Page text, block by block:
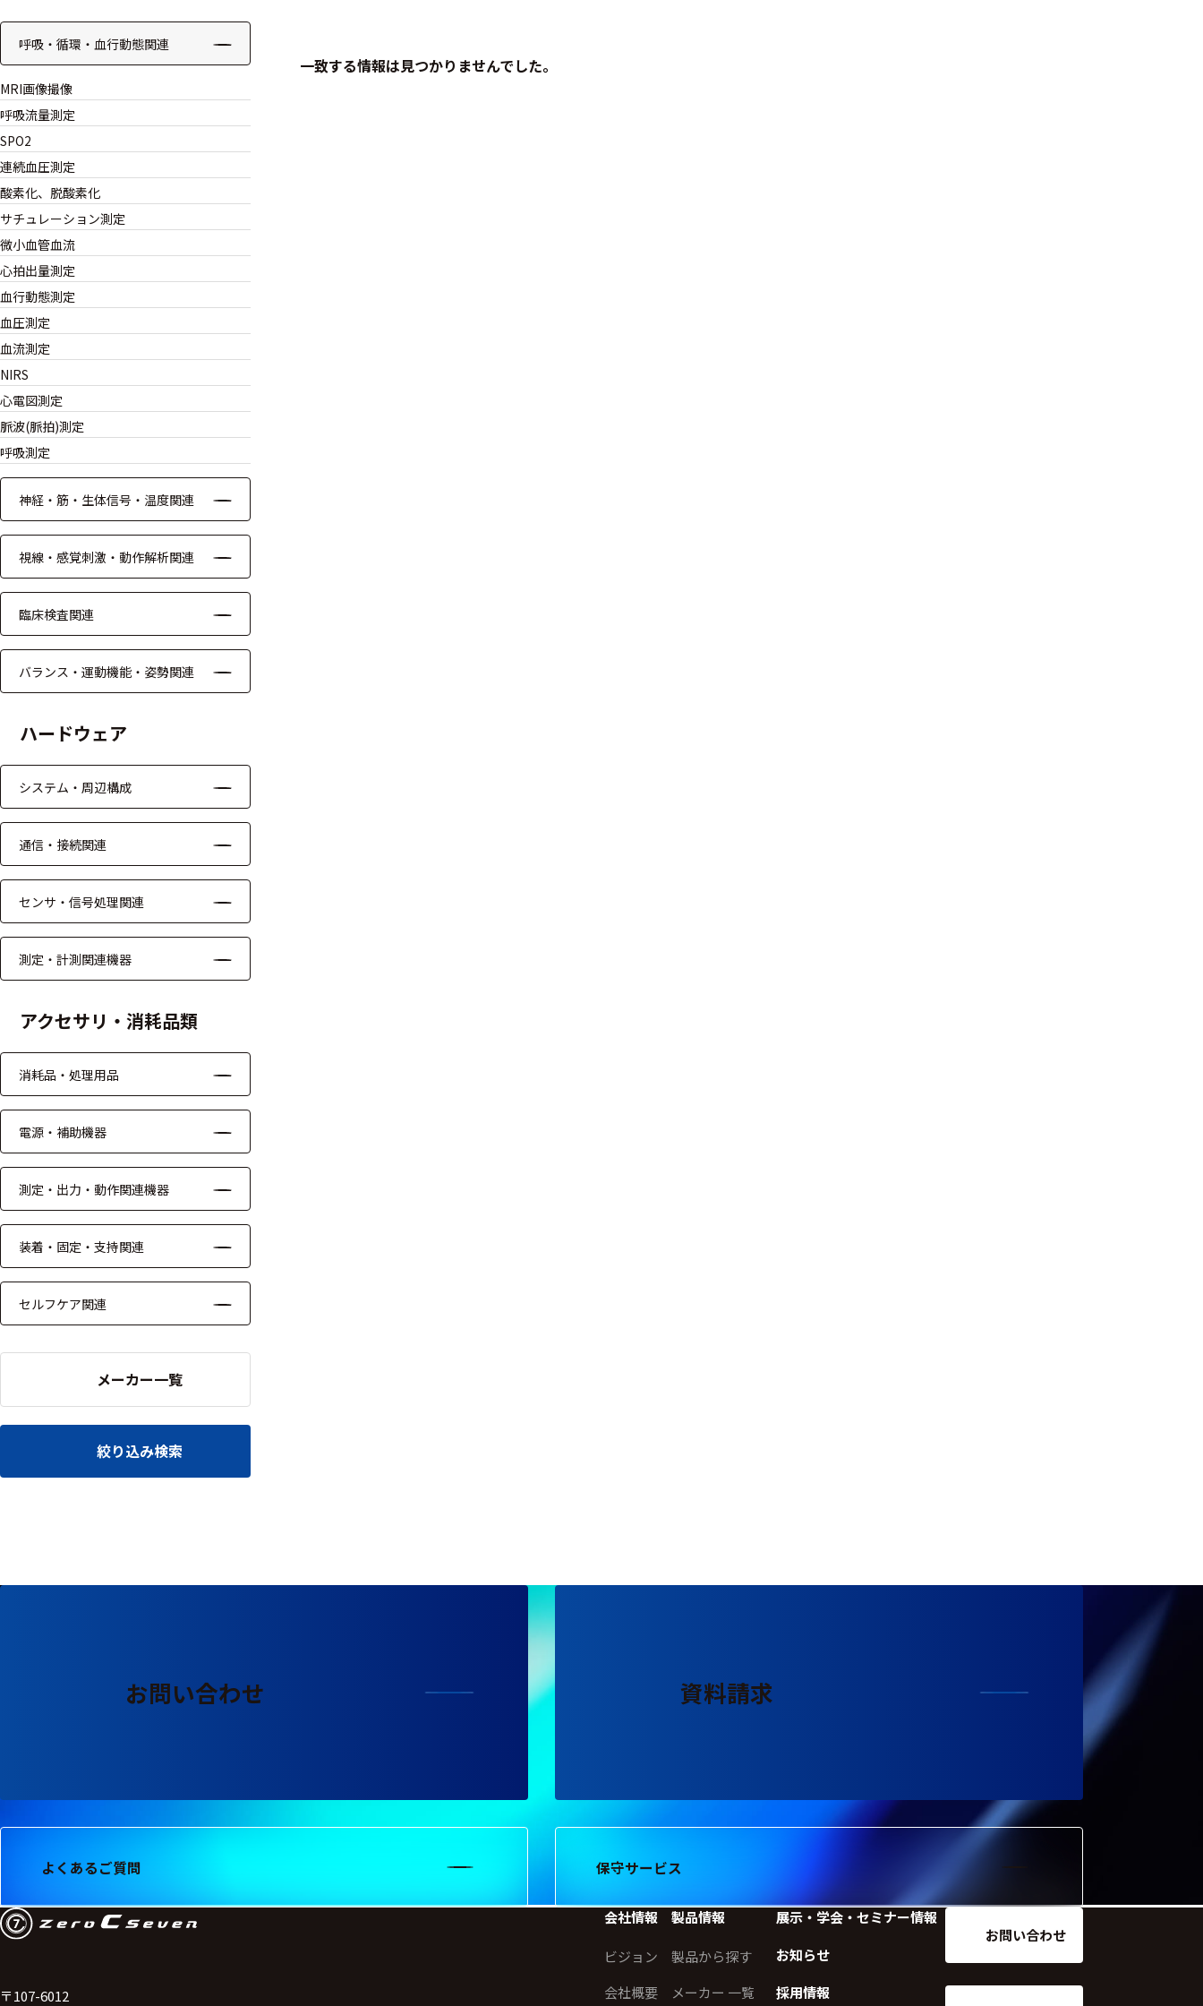
ケーブル
フェース
スイッチ
センサ・信号処
センサ
ル
アンプ
ソフトウ
測定・計測関連
機器
握力計
アイトラ
ッキング
計測機器
トランス
デューサ
選
択
し
た
条
件
を
698
製
品
表
示
る
呼吸・循環・血行動態関連
MRI画像撮像
呼吸流量測定
SPO2
連続血圧測定
酸素化、脱酸素化
サチュレーション測定
微小血管血流
心拍出量測定
血行動態測定
血圧測定
血流測定
NIRS
心電図測定
脈波(脈拍)測定
呼吸測定
神経・筋・生体信号・温度関連
視線・感覚刺激・動作解析関連
臨床検査関連
バランス・運動機能・姿勢関連
ハードウェア
システム・周辺構成
通信・接続関連
センサ・信号処理関連
測定・計測関連機器
アクセサリ・消耗品類
消耗品・処理用品
電源・補助機器
測定・出力・動作関連機器
装着・固定・支持関連
セルフケア関連
メーカー一覧
絞り込み検索
一致する情報は見つかりませんでした。
お問い合わせ 資料請求
よくあるご質問 保守サービス
〒107-6012
会社情報
ビジョン
会社概要
製品情報
製品から探す
メーカー 一覧
展示・学会・セミナー情報
お知らせ
採用情報
お問い合わせ